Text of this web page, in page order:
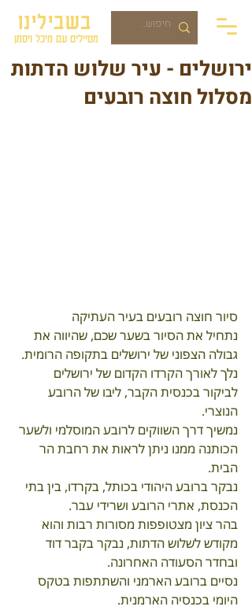
בשבילינו
מטיילים עם מיכל ויסמן
ירושלים - עיר שלוש הדתות
מסלול חוצה רובעים
סיור חוצה רובעים בעיר העתיקה
נתחיל את הסיור בשער שכם, שהיווה את
גבולה הצפוני של ירושלים בתקופה הרומית.
נלך לאורך הקרדו הקדום של ירושלים
לביקור בכנסית הקבר, ליבו של הרובע
הנוצרי.
נמשיך דרך השווקים לרובע המוסלמי ולשער
הכותנה ממנו ניתן לראות את רחבת הר
הבית.
נבקר ברובע היהודי בכותל, בקרדו, בין בתי
הכנסת, אתרי הרובע ושרידי עבר.
בהר ציון מצטופפות מסורות רבות והוא
מקודש לשלוש הדתות, נבקר בקבר דוד
ובחדר הסעודה האחרונה.
נסיים ברובע הארמני והשתתפות בטקס
היומי בכנסיה הארמנית.